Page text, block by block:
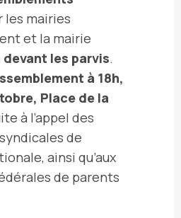
les mairies
et la mairie
devant les parvis.
à 18h,
Place de la
à l’appel des
de
ainsi qu’aux
de parents